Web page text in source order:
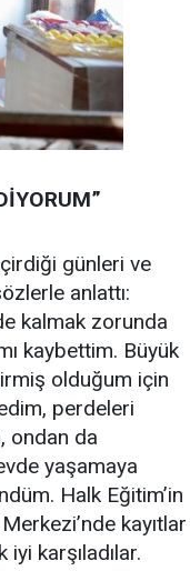
günleri ve
anlattı:
kalmak zorunda
kaybettim. Büyük
olduğum için
perdeleri
ondan da
yaşamaya
Halk Eğitim’in
kayıtlar
karşıladılar.